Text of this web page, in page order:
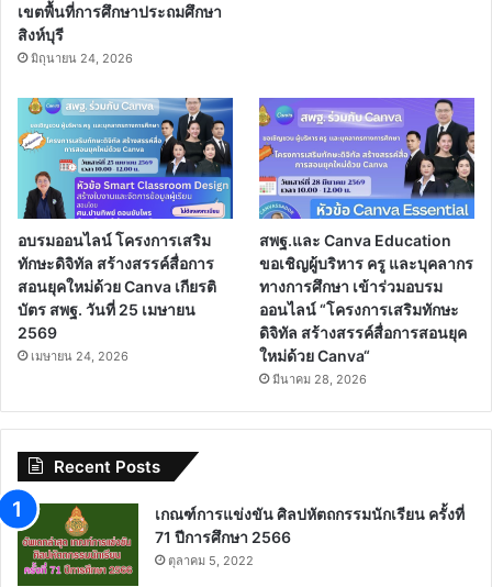
เขตพื้นที่การศึกษาประถมศึกษา
สิงห์บุรี
มิถุนายน 24, 2026
อบรมออนไลน์ โครงการเสริม
ทักษะดิจิทัล สร้างสรรค์สื่อการ
สอนยุคใหม่ด้วย Canva เกียรติ
บัตร สพฐ. วันที่ 25 เมษายน
2569
เมษายน 24, 2026
สพฐ.และ Canva Education
ขอเชิญผู้บริหาร ครู และบุคลากร
ทางการศึกษา เข้าร่วมอบรม
ออนไลน์ “โครงการเสริมทักษะ
ดิจิทัล สร้างสรรค์สื่อการสอนยุค
ใหม่ด้วย Canva“
มีนาคม 28, 2026
Recent Posts
เกณฑ์การแข่งขัน ศิลปหัตถกรรมนักเรียน ครั้งที่
71 ปีการศึกษา 2566
ตุลาคม 5, 2022